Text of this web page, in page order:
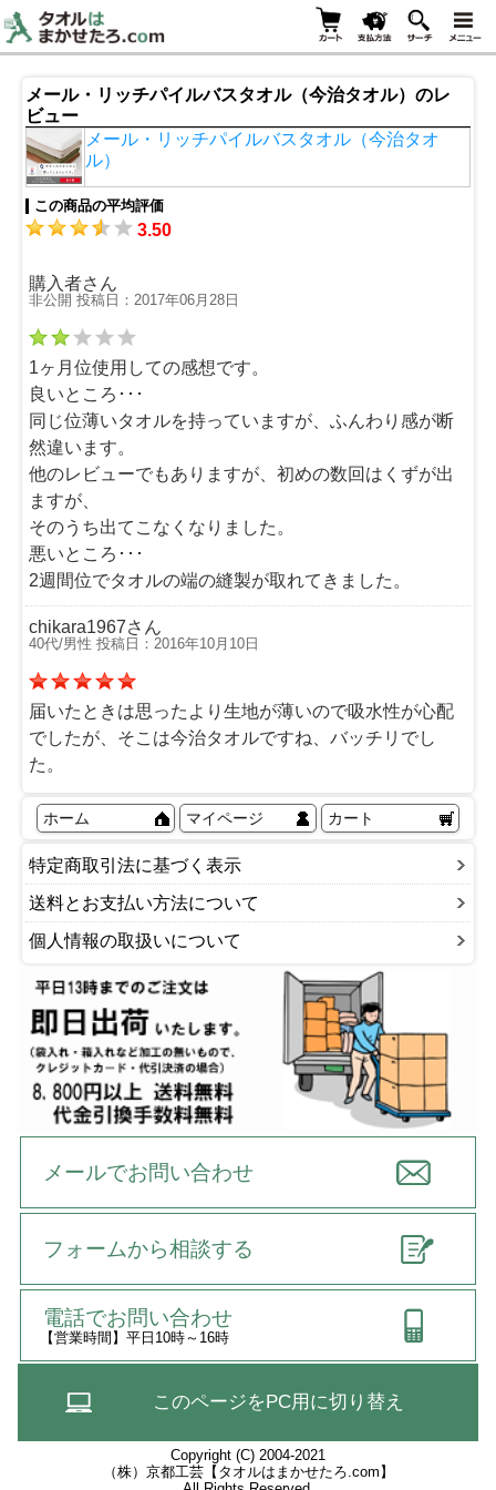
メール・リッチパイルバスタオル（今治タオル）のレ
ビュー
メール・リッチパイルバスタオル（今治タオ
ル）
この商品の平均評価
3.50
購入者さん
非公開 投稿日：2017年06月28日
1ヶ月位使用しての感想です。
良いところ･･･
同じ位薄いタオルを持っていますが、ふんわり感が断
然違います。
他のレビューでもありますが、初めの数回はくずが出
ますが、
そのうち出てこなくなりました。
悪いところ･･･
2週間位でタオルの端の縫製が取れてきました。
chikara1967さん
40代/男性 投稿日：2016年10月10日
届いたときは思ったより生地が薄いので吸水性が心配
でしたが、そこは今治タオルですね、バッチリでし
た。
ホーム マイページ カート
特定商取引法に基づく表示
送料とお支払い方法について
個人情報の取扱いについて
メールでお問い合わせ
フォームから相談する
電話でお問い合わせ
【営業時間】平日10時～16時
このページをPC用に切り替え
Copyright (C) 2004-2021
（株）京都工芸【タオルはまかせたろ.com】